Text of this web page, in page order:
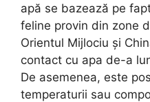
apă se bazează pe
feline provin din zone
Orientul Mijlociu și
contact cu apa de-a
De asemenea, este
temperaturii sau